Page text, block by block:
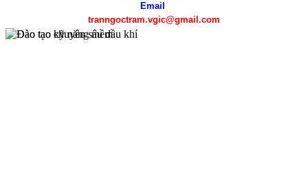
Email
tranngoctram.vgic@gmail.com